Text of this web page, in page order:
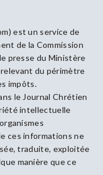
est un service de
de la Commission
presse du Ministère
du périmètre
impôts.
le Journal Chrétien
intellectuelle
ces informations ne
traduite, exploitée
manière que ce